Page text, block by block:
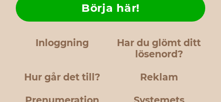
Inloggning
Har du glömt ditt
lösenord?
Hur går det till?
Börja här!
Reklam